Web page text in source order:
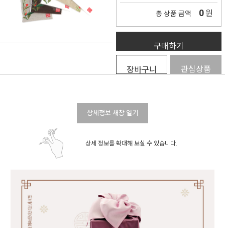
총 상품 금액 0 원
구매하기
장바구니 관심상품
상세정보 새창 열기
상세 정보를 확대해 보실 수 있습니다.